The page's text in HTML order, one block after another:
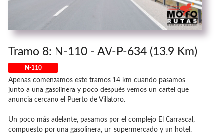
Tramo 8: N-110 - AV-P-634 (13.9 Km)
N-110
Apenas comenzamos este tramos 14 km cuando pasamos
junto a una gasolinera y poco después vemos un cartel que
anuncia cercano el Puerto de Villatoro.
Un poco más adelante, pasamos por el complejo El Carrascal,
compuesto por una gasolinera, un supermercado y un hotel.